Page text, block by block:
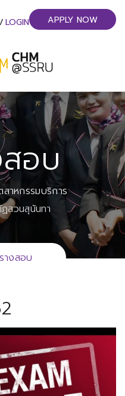
/ LOGIN APPLY NOW
อบ
าหกรรมบริการ
สวนสุนันทา
างสอบ